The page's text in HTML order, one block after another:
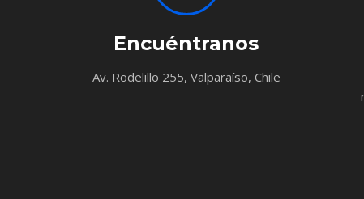
Encuéntranos
Av. Rodelillo 255, Valparaíso, Chile